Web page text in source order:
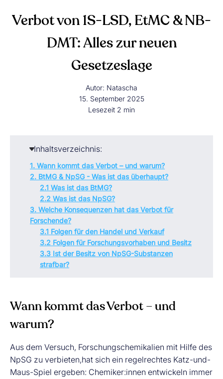
Verbot von 1S-LSD, EtMC & NB-
DMT: Alles zur neuen
Gesetzeslage
Autor: Natascha
15. September 2025
Lesezeit 2 min
Inhaltsverzeichnis:
1. Wann kommt das Verbot – und warum?
2. BtMG & NpSG - Was ist das überhaupt?
2.1 Was ist das BtMG?
2.2 Was ist das NpSG?
3. Welche Konsequenzen hat das Verbot für
Forschende?
3.1 Folgen für den Handel und Verkauf
3.2 Folgen für Forschungsvorhaben und Besitz
3.3 Ist der Besitz von NpSG-Substanzen
strafbar?
Wann kommt das Verbot – und
warum?
Aus dem Versuch, Forschungschemikalien mit Hilfe des
NpSG zu verbieten,hat sich ein regelrechtes Katz-und-
Maus-Spiel ergeben: Chemiker:innen entwickeln immer